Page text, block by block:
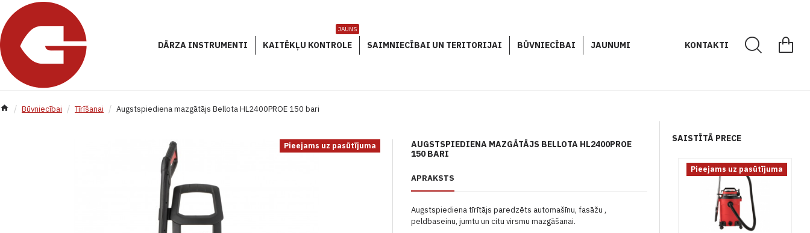
DĀRZA INSTRUMENTI KAITĒKĻU KONTROLE
JAUNS
SAIMNIECĪBAI UN TERITORIJAI BŪVNIECĪBAI JAUNUMI KONTAKTI
Būvniecībai Tīrīšanai Augstspiediena mazgātājs Bellota HL2400PROE 150 bari
Pieejams uz pasūtījuma
AUGSTSPIEDIENA MAZGĀTĀJS BELLOTA HL2400PROE
150 BARI
APRAKSTS
Augstspiediena tīrītājs paredzēts automašīnu, fasāžu ,
peldbaseinu, jumtu un citu virsmu mazgāšanai.
SAISTĪTĀ PRECE
Pieejams uz pasūtījuma